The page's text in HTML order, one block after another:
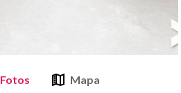
Fotos Mapa